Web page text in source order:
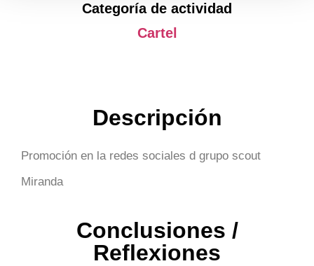
Categoría de actividad
Cartel
Descripción
Promoción en la redes sociales d grupo scout
Miranda
Conclusiones /
Reflexiones